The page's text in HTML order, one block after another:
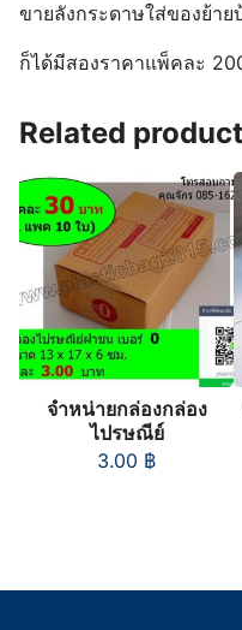
ขายลังกระดาษใส่ของย้า
ก็ได้มีสองราคาแพ็คละ
Related
จำหน่ายกล่องกล่อง
ไปรษณีย์
3.00 ฿